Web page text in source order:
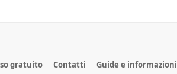
gratuito Contatti Guide e informazioni